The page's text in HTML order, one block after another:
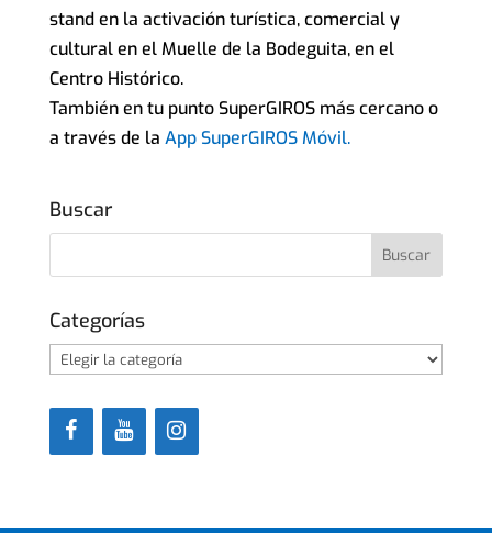
stand en la activación turística, comercial y
cultural en el Muelle de la Bodeguita, en el
Centro Histórico.
También en tu punto SuperGIROS más cercano o
a través de la App SuperGIROS Móvil.
Buscar
Categorías
Categorías